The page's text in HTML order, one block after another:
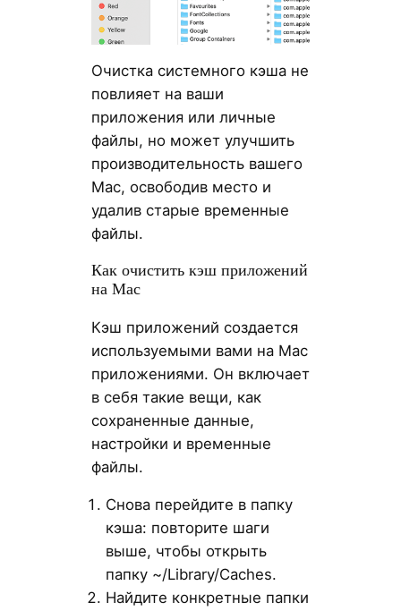
Очистка системного кэша не
повлияет на ваши
приложения или личные
файлы, но может улучшить
производительность вашего
Mac, освободив место и
удалив старые временные
файлы.
Как очистить кэш приложений
на Mac
Кэш приложений создается
используемыми вами на Mac
приложениями. Он включает
в себя такие вещи, как
сохраненные данные,
настройки и временные
файлы.
Снова перейдите в папку
кэша: повторите шаги
выше, чтобы открыть
папку ~/Library/Caches.
Найдите конкретные папки